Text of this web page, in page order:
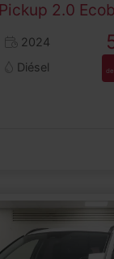
2024
Diésel